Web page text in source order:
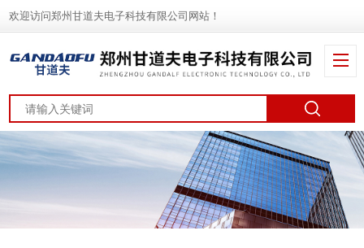
欢迎访问郑州甘道夫电子科技有限公司网站！